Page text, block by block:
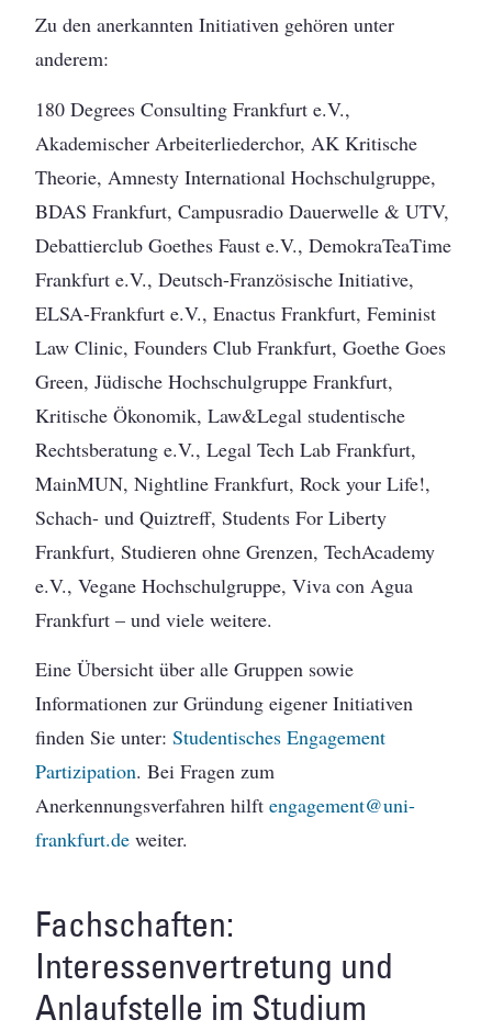
Zu den anerkannten Initiativen gehören unter
anderem:
180 Degrees Consulting Frankfurt e.V.,
Akademischer Arbeiterliederchor, AK Kritische
Theorie, Amnesty International Hochschulgruppe,
BDAS Frankfurt, Campusradio Dauerwelle & UTV,
Debattierclub Goethes Faust e.V., DemokraTeaTime
Frankfurt e.V., Deutsch-Französische Initiative,
ELSA-Frankfurt e.V., Enactus Frankfurt, Feminist
Law Clinic, Founders Club Frankfurt, Goethe Goes
Green, Jüdische Hochschulgruppe Frankfurt,
Kritische Ökonomik, Law&Legal studentische
Rechtsberatung e.V., Legal Tech Lab Frankfurt,
MainMUN, Nightline Frankfurt, Rock your Life!,
Schach- und Quiztreff, Students For Liberty
Frankfurt, Studieren ohne Grenzen, TechAcademy
e.V., Vegane Hochschulgruppe, Viva con Agua
Frankfurt – und viele weitere.
Eine Übersicht über alle Gruppen sowie
Informationen zur Gründung eigener Initiativen
finden Sie unter:Studentisches Engagement
Partizipation. Bei Fragen zum
Anerkennungsverfahren hilftengagement@uni-
frankfurt.de weiter.
Fachschaften:
Interessenvertretung und
Anlaufstelle im Studium